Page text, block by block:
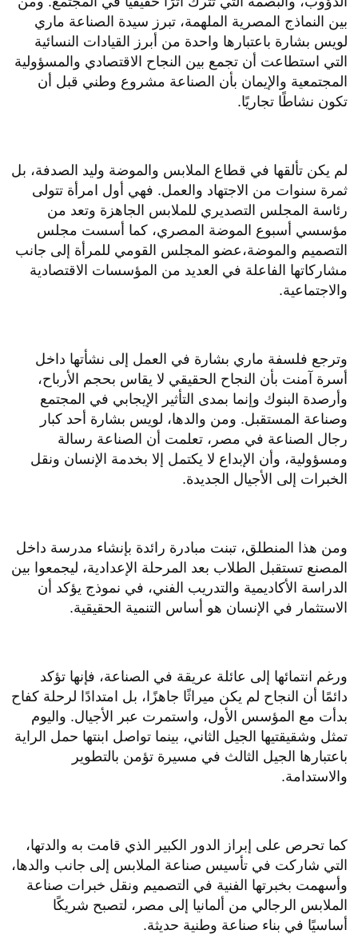
بين النماذج المصرية الملهمة، تبرز سيدة الصناعة ماري
لويس بشارة باعتبارها واحدة من أبرز القيادات النسائية
التي استطاعت أن تجمع بين النجاح الاقتصادي والمسؤولية
المجتمعية والإيمان بأن الصناعة مشروع وطني قبل أن
تكون نشاطًا تجاريًا.
لم يكن تألقها في قطاع الملابس والموضة وليد الصدفة، بل
ثمرة سنوات من الاجتهاد والعمل. فهي أول امرأة تتولى
رئاسة المجلس التصديري للملابس الجاهزة وتعد من
مؤسسي أسبوع الموضة المصري، كما أسست مجلس
التصميم والموضة،عضو المجلس القومي للمرأة إلى جانب
مشاركاتها الفاعلة في العديد من المؤسسات الاقتصادية
والاجتماعية.
وترجع فلسفة ماري بشارة في العمل إلى نشأتها داخل
أسرة آمنت بأن النجاح الحقيقي لا يقاس بحجم الأرباح،
وأرصدة البنوك وإنما بمدى التأثير الإيجابي في المجتمع
وصناعة المستقبل. ومن والدها، لويس بشارة أحد كبار
رجال الصناعة في مصر، تعلمت أن الصناعة رسالة
ومسؤولية، وأن الإبداع لا يكتمل إلا بخدمة الإنسان ونقل
الخبرات إلى الأجيال الجديدة.
ومن هذا المنطلق، تبنت مبادرة رائدة بإنشاء مدرسة داخل
المصنع تستقبل الطلاب بعد المرحلة الإعدادية، ليجمعوا بين
الدراسة الأكاديمية والتدريب الفني، في نموذج يؤكد أن
الاستثمار في الإنسان هو أساس التنمية الحقيقية.
ورغم انتمائها إلى عائلة عريقة في الصناعة، فإنها تؤكد
دائمًا أن النجاح لم يكن ميراثًا جاهزًا، بل امتدادًا لرحلة كفاح
بدأت مع المؤسس الأول، واستمرت عبر الأجيال. واليوم
تمثل وشقيقتيها الجيل الثاني، بينما تواصل ابنتها حمل الراية
باعتبارها الجيل الثالث في مسيرة تؤمن بالتطوير
والاستدامة.
كما تحرص على إبراز الدور الكبير الذي قامت به والدتها،
التي شاركت في تأسيس صناعة الملابس إلى جانب والدها،
وأسهمت بخبرتها الفنية في التصميم ونقل خبرات صناعة
الملابس الرجالي من ألمانيا إلى مصر، لتصبح شريكًا
أساسيًا في بناء صناعة وطنية حديثة.